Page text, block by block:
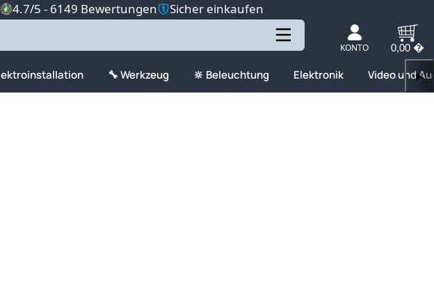
4.7/5 - 6149 Bewertungen Sicher einkaufen
KONTO 0,00 �
🔧 Werkzeug 🔆 Beleuchtung Elektronik Video und▶